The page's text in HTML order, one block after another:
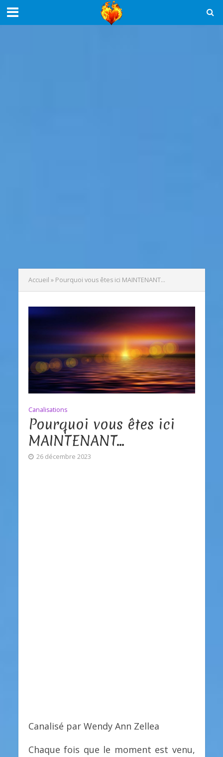
Accueil » Pourquoi vous êtes ici MAINTENANT…
Canalisations
Pourquoi vous êtes ici
MAINTENANT…
26 décembre 2023
Canalisé par Wendy Ann Zellea
Chaque fois que le moment est venu,